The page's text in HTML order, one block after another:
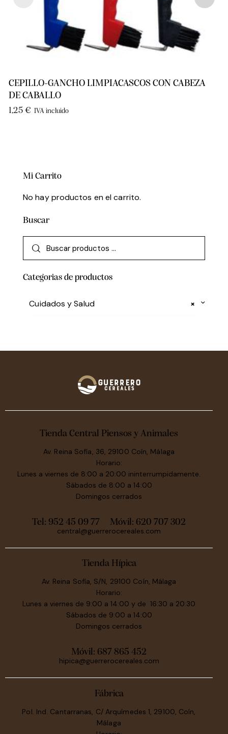
CEPILLO-GANCHO LIMPIACASCOS CON CABEZA
DE CABALLO
1,25 € IVA incluido
Mi Carrito
No hay productos en el carrito.
Buscar
Categorias de productos
×
Cuidados y Salud
Tienda Central Piensos y Animales
Av. Reina Sofía, 36, 29100 Coín, Málaga
Horario:
Lunes a viernes de 8:00 a 20:00 ininterrumpidamente.
Sábados de 8:00 a 14:00
Domingos cerrados
Tel: 952 45 09 77 Móvil: 620 707 302
central@guerrerocereales.com
Tienda Hípica
Av. Reina Sofía, S/N, 29100 Coín, Málaga
Horario:
Lunes a viernes de 9:00 a 14:00 y de 16:30 a 20:30
Sábados de 9:00 a 14:00
Domingos cerrados
Móvil: 687 865 452
hipica@guerrerocereales.com
Fábrica
Pol. Ind. Cantarranas, C/ Arquímedes 1, 29100, Coín,
Málaga